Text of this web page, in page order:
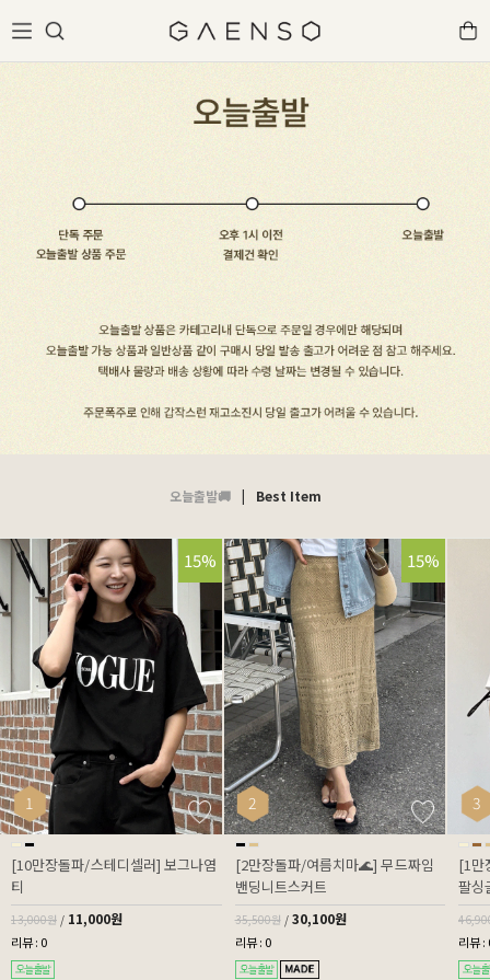
오늘출발🚚 | Best Item
1
15%
[10만장돌파/스테디셀러] 보그나염
티
13,000원 / 11,000원
리뷰 : 0
2
15%
[2만장돌파/여름치마🌊] 무드짜임
밴딩니트스커트
35,500원 / 30,100원
리뷰 : 0
3
[1만
팔싱
리뷰 :